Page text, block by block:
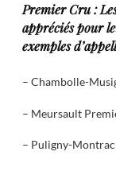
Premier Cru :
appréciés pour
exemples
– Chambolle-
– Meursault
– Puligny-